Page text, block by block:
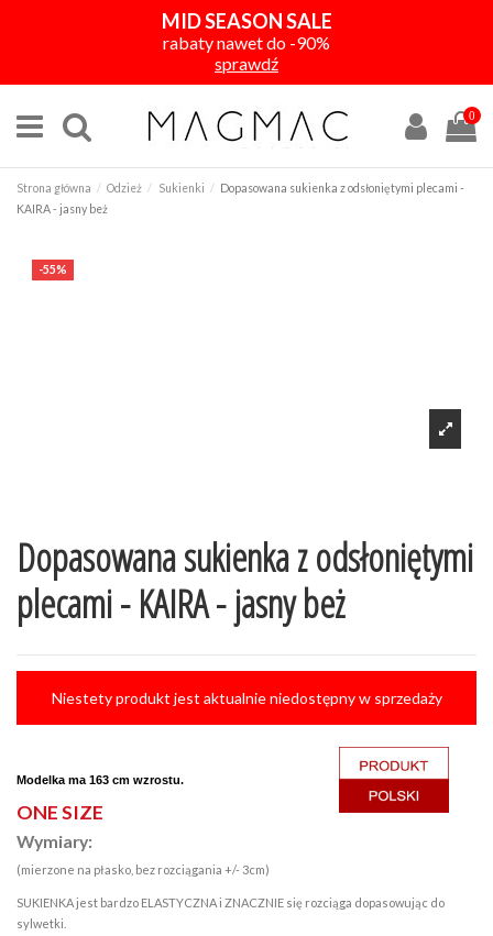
MID SEASON SALE
rabaty nawet do -90%
sprawdź
0
Strona główna Odzież Sukienki
Dopasowana sukienka z odsłoniętymi plecami -
KAIRA - jasny beż
-55%
Dopasowana sukienka z odsłoniętymi
plecami - KAIRA - jasny beż
Niestety produkt jest aktualnie niedostępny w sprzedaży
Modelka ma 163 cm wzrostu.
ONE SIZE
Wymiary:
(mierzone na płasko, bez rozciągania +/- 3cm)
SUKIENKA jest bardzo ELASTYCZNA i ZNACZNIE się rozciąga dopasowując do
sylwetki.